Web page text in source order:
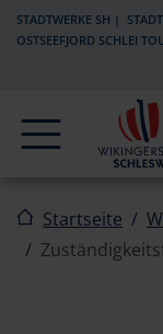
Zur Navigation
Zum Inhalt
STADTWERKE SH
OSTSEEFJORD SCHLEI
Navigation
Startseite